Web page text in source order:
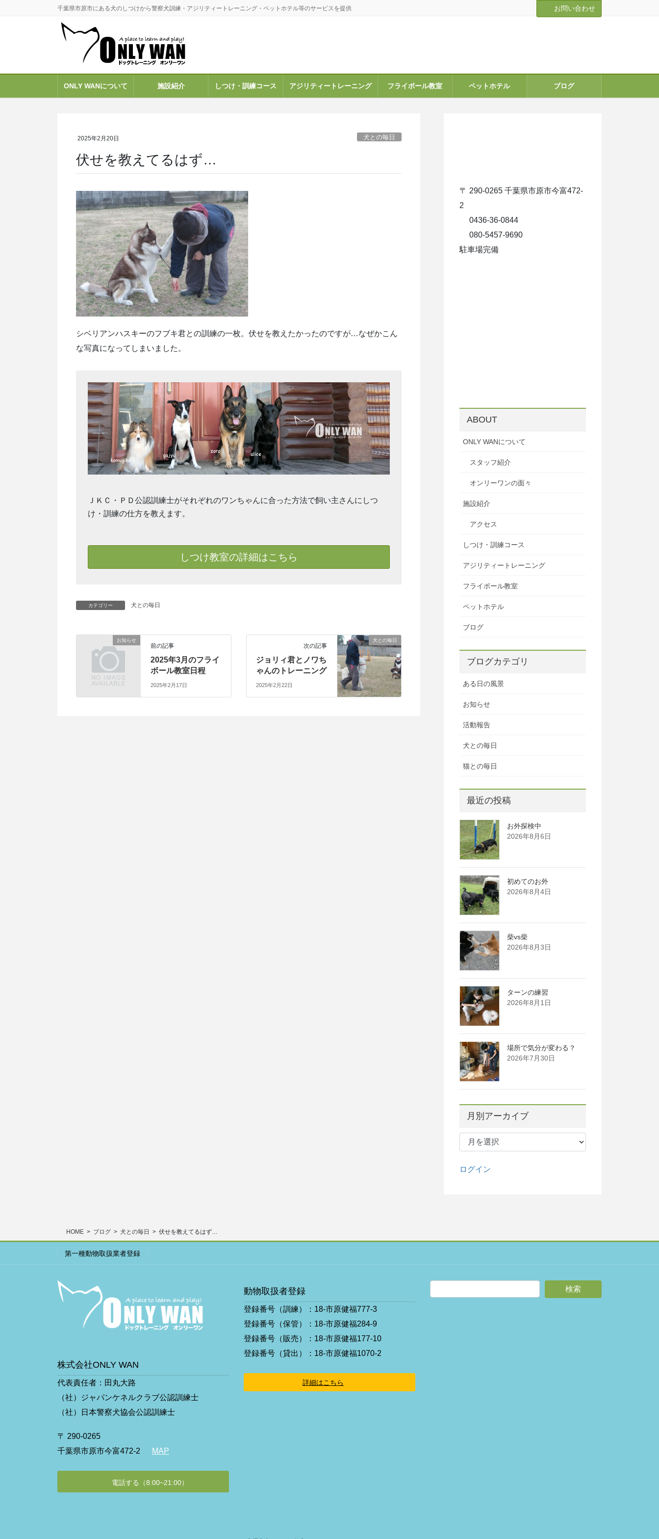
移
ン
移
千葉県市原市にある犬のしつけから警察犬訓練・アジリティートレーニング・ペットホテル等のサービスを提供 お問い合わせ
ONLY WANについて 施設紹介 しつけ・訓練コース アジリティートレーニング フライボール教室 ペットホテル ブログ
2025年2月20日 犬との毎日
伏せを教えてるはず…
シベリアンハスキーのフブキ君との訓練の一枚。伏せを教えたかったのですが…なぜかこん
な写真になってしまいました。
ＪＫＣ・ＰＤ公認訓練士がそれぞれのワンちゃんに合った方法で飼い主さんにしつ
け・訓練の仕方を教えます。
しつけ教室の詳細はこちら
カテゴリー 犬との毎日
お知らせ
前の記事
2025年3月のフライ
ボール教室日程
2025年2月17日
犬との毎日
次の記事
ジョリィ君とノワち
ゃんのトレーニング
2025年2月22日
〒 290-0265 千葉県市原市今富472-
2
0436-36-0844
080-5457-9690
駐車場完備
ABOUT
ONLY WANについて
スタッフ紹介
オンリーワンの面々
施設紹介
アクセス
しつけ・訓練コース
アジリティートレーニング
フライボール教室
ペットホテル
ブログ
ブログカテゴリ
ある日の風景
お知らせ
活動報告
犬との毎日
猫との毎日
最近の投稿
お外探検中
2026年8月6日
初めてのお外
2026年8月4日
柴vs柴
2026年8月3日
ターンの練習
2026年8月1日
場所で気分が変わる？
2026年7月30日
月別アーカイブ
月
ー
ログイン
HOME ブログ 犬との毎日 伏せを教えてるはず…
第一種動物取扱業者登録
株式会社ONLY WAN
代表責任者：田丸大路
（社）ジャパンケネルクラブ公認訓練士
（社）日本警察犬協会公認訓練士
〒 290-0265
千葉県市原市今富472-2
MAP
電話する（8:00~21:00）
動物取扱者登録
登録番号（訓練）：18-市原健福777-3
登録番号（保管）：18-市原健福284-9
登録番号（販売）：18-市原健福177-10
登録番号（貸出）：18-市原健福1070-2
詳細はこちら